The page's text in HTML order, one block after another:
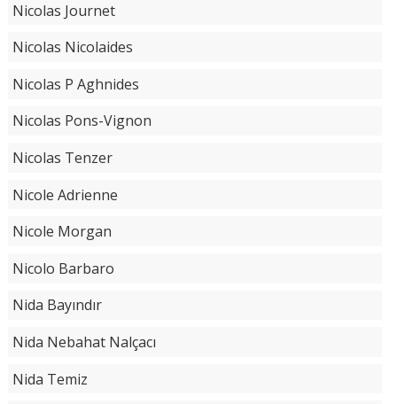
Nicolas Journet
Nicolas Nicolaides
Nicolas P Aghnides
Nicolas Pons-Vignon
Nicolas Tenzer
Nicole Adrienne
Nicole Morgan
Nicolo Barbaro
Nida Bayındır
Nida Nebahat Nalçacı
Nida Temiz